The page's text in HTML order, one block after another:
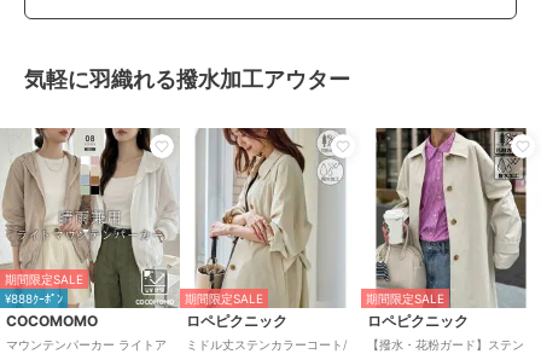
気軽に羽織れる撥水加工アウター
期間限定SALE
¥888ｸｰﾎﾟﾝ
COCOMOMO
マウンテンパーカー ライトア
期間限定SALE
ロペピクニック
ミドル丈ステンカラーコート/
期間限定SALE
ロペピクニック
【撥水・花粉ガード】ステン